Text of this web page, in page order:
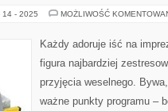
14 - 2025 MOŻLIWOŚĆ
Każdy adoruje iść na
figura najbardziej
przyjęcia weselnego.
ważne punkty programu –